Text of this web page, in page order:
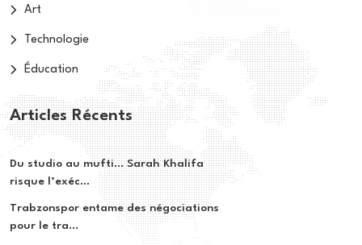
Art
Technologie
Éducation
Articles Récents
Du studio au mufti… Sarah Khalifa
risque l’exéc...
Trabzonspor entame des négociations
pour le tra...